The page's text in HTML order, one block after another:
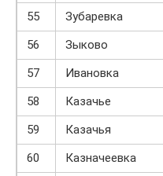
55
Зубаревка
56
Зыково
57
Ивановка
58
Казачье
59
Казачья
60
Казначеевка